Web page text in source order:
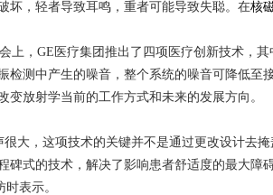
坏，轻者导致耳鸣，重者可能导致失聪。在核
，GE医疗集团推出了四项医疗创新技术，其
检测中产生的噪音，整个系统的噪音可降低至
变放射学当前的工作方式和未来的发展方向。
大，这项技术的关键并不是通过更改设计去
碑式的技术，解决了影响患者舒适度的最大障
表示。